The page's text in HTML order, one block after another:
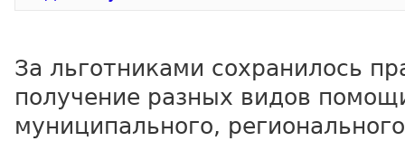
За льготниками сохранилось
получение разных видов
муниципального,